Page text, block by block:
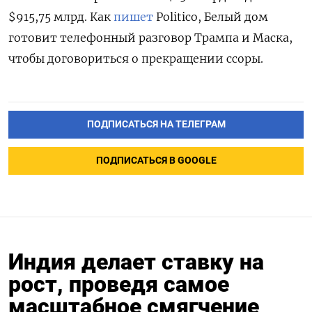
$915,75 млрд. Как пишет Politico, Белый дом
готовит телефонный разговор Трампа и Маска,
чтобы договориться о прекращении ссоры.
ПОДПИСАТЬСЯ НА ТЕЛЕГРАМ
ПОДПИСАТЬСЯ В GOOGLE
Индия делает ставку на
рост, проведя самое
масштабное смягчение